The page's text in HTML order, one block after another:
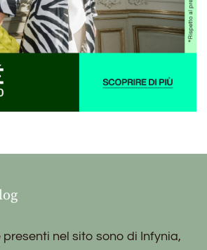
nel sito sono di Infynia,